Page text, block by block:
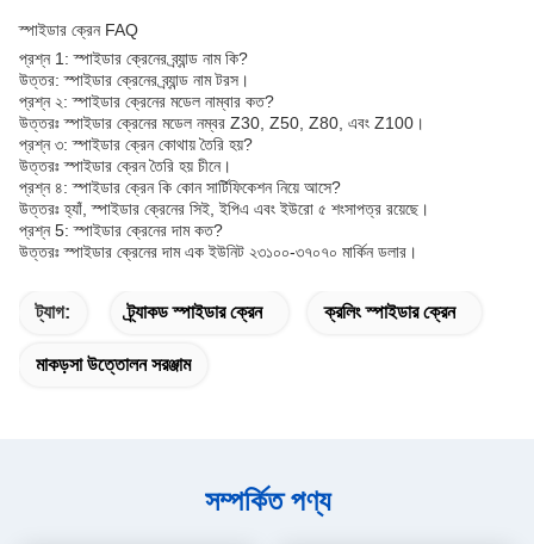
স্পাইডার ক্রেন FAQ
প্রশ্ন 1: স্পাইডার ক্রেনের ব্র্যান্ড নাম কি?
উত্তর: স্পাইডার ক্রেনের ব্র্যান্ড নাম টরস।
প্রশ্ন ২: স্পাইডার ক্রেনের মডেল নাম্বার কত?
উত্তরঃ স্পাইডার ক্রেনের মডেল নম্বর Z30, Z50, Z80, এবং Z100।
প্রশ্ন ৩: স্পাইডার ক্রেন কোথায় তৈরি হয়?
উত্তরঃ স্পাইডার ক্রেন তৈরি হয় চীনে।
প্রশ্ন ৪: স্পাইডার ক্রেন কি কোন সার্টিফিকেশন নিয়ে আসে?
উত্তরঃ হ্যাঁ, স্পাইডার ক্রেনের সিই, ইপিএ এবং ইউরো ৫ শংসাপত্র রয়েছে।
প্রশ্ন 5: স্পাইডার ক্রেনের দাম কত?
উত্তরঃ স্পাইডার ক্রেনের দাম এক ইউনিট ২৩১০০-৩৭০৭০ মার্কিন ডলার।
ট্যাগ: ট্র্যাকড স্পাইডার ক্রেন ক্রলিং স্পাইডার ক্রেন
মাকড়সা উত্তোলন সরঞ্জাম
সম্পর্কিত পণ্য